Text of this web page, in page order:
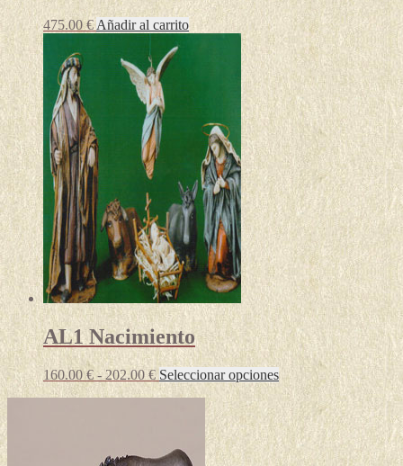
475.00€ Añadir al carrito
AL1 Nacimiento
160.00€ - 202.00 €Rango
de
hasta
Seleccionar opcionesEste
producto
tiene
múltiples
variantes.
Las